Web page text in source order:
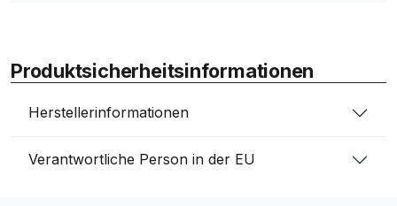
Produktsicherheitsinformationen
Herstellerinformationen
Verantwortliche Person in der EU